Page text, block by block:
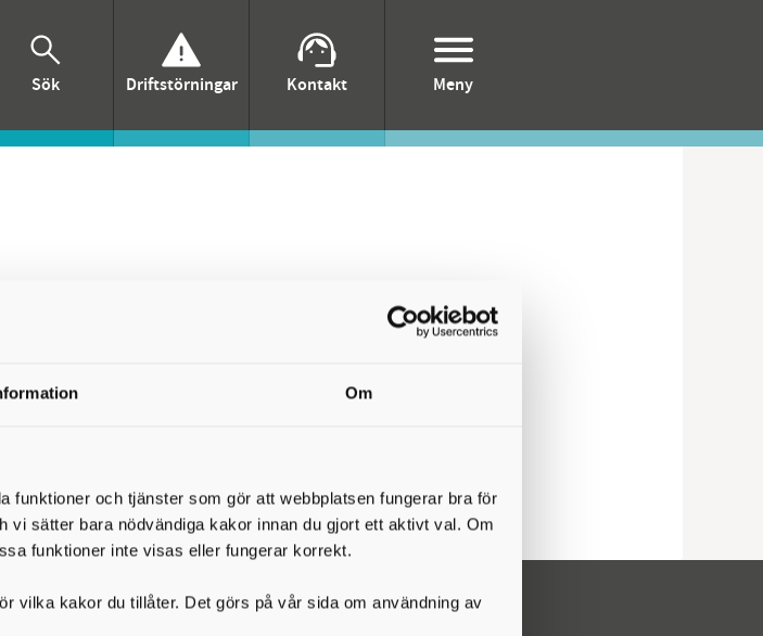
Om
funktioner och tjänster som gör att webbplatsen fungerar bra för
sätter bara nödvändiga kakor innan du gjort ett aktivt val. Om
funktioner inte visas eller fungerar korrekt.
vilka kakor du tillåter. Det görs på vår sida om användning av
Sök Driftstörningar Kontakt Meny
du kan göra med dina händer. Vi bjuder på fika.